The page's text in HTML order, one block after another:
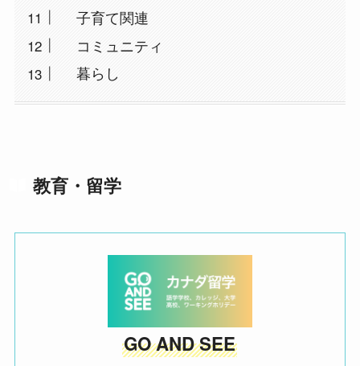
子育て関連
コミュニティ
暮らし
教育・留学
GO AND SEE